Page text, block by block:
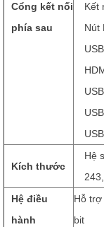
Cổng kết nối
phía sau
Kết
Nút
Kích thước
Hệ
Hệ điều
hành
Hỗ
bit